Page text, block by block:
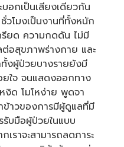
อกเป็นเสียงเดียวกัน
โมงเป็นงานที่ทั้งหนัก
รียด ความกดดัน ไม่มี
ต่อสุขภาพร่างกาย และ
งผู้ป่วยบางรายยังมี
ใจ จนแสดงออกทาง
ด โมโหง่าย พูดจา
ข้าวของการมีผู้ดูแลที่มี
บมือผู้ป่วยในแบบ
เราจะสามารถลดภาระ